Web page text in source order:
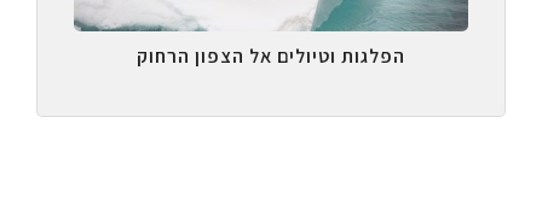
הפלגות וטיולים אל הצפון הרחוק